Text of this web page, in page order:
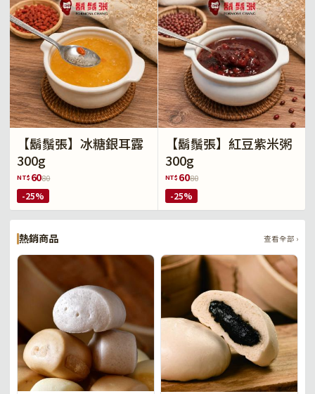
【鬍鬚張】冰糖銀耳露
300g
NT$ 6080
-25%
【鬍鬚張】紅豆紫米粥
300g
NT$ 6080
-25%
熱銷商品 查看全部 ›